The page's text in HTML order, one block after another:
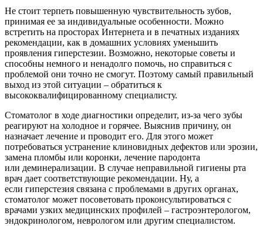
Не стоит терпеть повышенную чувствительность зубов,
принимая ее за индивидуальные особенности. Можно
встретить на просторах Интернета и в печатных изданиях
рекомендации, как в домашних условиях уменьшить
проявления гиперстезии. Возможно, некоторые советы и
способны немного и ненадолго помочь, но справиться с
проблемой они точно не смогут. Поэтому самый правильный
выход из этой ситуации – обратиться к
высококвалифицированному специалисту.
Стоматолог в ходе диагностики определит, из-за чего зубы
реагируют на холодное и горячее. Выяснив причину, он
назначает лечение и проводит его. Для этого может
потребоваться устранение клиновидных дефектов или эрозии,
замена пломбы или коронки, лечение пародонта
или деминерализации. В случае неправильной гигиены рта
врач дает соответствующие рекомендации. Ну, а
если гиперстезия связана с проблемами в других органах,
стоматолог может посоветовать проконсультироваться с
врачами узких медицинских профилей – гастроэнтерологом,
эндокринологом, неврологом или другим специалистом.